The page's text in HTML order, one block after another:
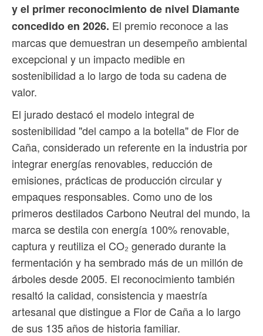
y el primer reconocimiento de nivel Diamante
concedido en 2026. El premio reconoce a las
marcas que demuestran un desempeño ambiental
excepcional y un impacto medible en
sostenibilidad a lo largo de toda su cadena de
valor.
El jurado destacó el modelo integral de
sostenibilidad "del campo a la botella" de Flor de
Caña, considerado un referente en la industria por
integrar energías renovables, reducción de
emisiones, prácticas de producción circular y
empaques responsables. Como uno de los
primeros destilados Carbono Neutral del mundo, la
marca se destila con energía 100% renovable,
captura y reutiliza el CO₂ generado durante la
fermentación y ha sembrado más de un millón de
árboles desde 2005. El reconocimiento también
resaltó la calidad, consistencia y maestría
artesanal que distingue a Flor de Caña a lo largo
de sus 135 años de historia familiar.